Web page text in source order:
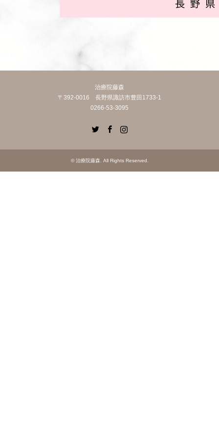
治療院藤森
〒392-0016 長野県諏訪市豊田1733-1
0266-53-3095
©治療院藤森 . All Rights Reserved.